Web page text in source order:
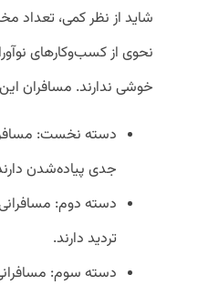
شاید از نظر کمی، تعداد
نحوی از کسب‌و‌کارهای
خوشی ندارند. مسافران
دسته نخست:
جدی پیاده‌شدن
دسته دوم: مسافرانی
تردید دارند.
دسته سوم: